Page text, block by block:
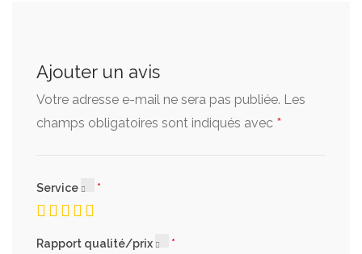
Ajouter un avis
Votre adresse e-mail ne sera pas publiée. Les
champs obligatoires sont indiqués avec *
Service
Rapport qualité/prix